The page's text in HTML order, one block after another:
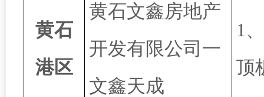
黄石
港区
黄石文鑫房地产
开发有限公司一
文鑫天成
1
顶